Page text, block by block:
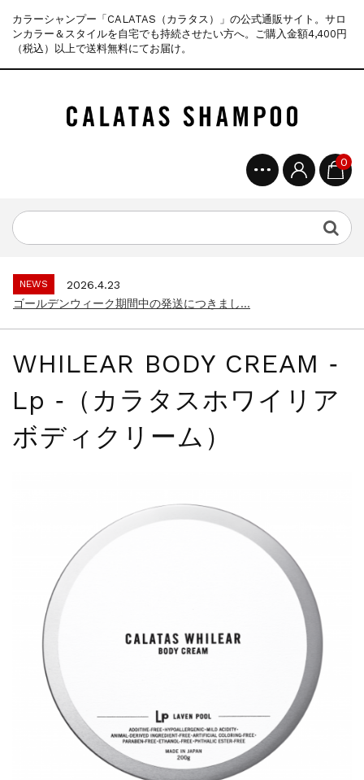
カラーシャンプー「CALATAS（カラタス）」の公式通販サイト。サロ
ンカラー＆スタイルを自宅でも持続させたい方へ。ご購入金額4,400円
（税込）以上で送料無料にてお届け。
0
ゴールデンウィーク期間中の商品発送とカス...
NEWS
2026.7.29
NEWS
2026.4.23
ゴールデンウィーク期間中の発送につきまし...
NEWS
2025.7.15
NEWS
2025.4.28
NEWS
2026.7.29
2025.11.18
年末年始休暇のご案内...
2025.7.15
夏季休暇に伴う配送休業のお知らせ...
ゴールデンウィーク期間中の商品発送とカス...
WHILEAR BODY CREAM ‐
Lp ‐（カラタスホワイリア
ボディクリーム）